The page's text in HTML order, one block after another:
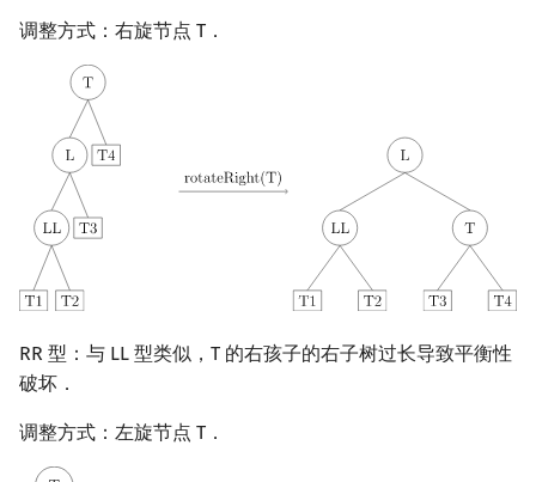
调整方式：右旋节点 T．
RR 型：与 LL 型类似，T 的右孩子的右子树过长导致平衡性
破坏．
调整方式：左旋节点 T．